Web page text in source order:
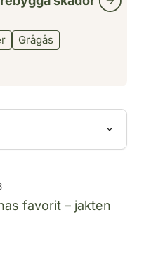
Grågås
favorit – jakten